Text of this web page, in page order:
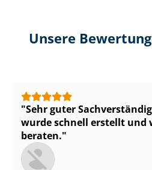
Unsere
Sehr guter
wurde schnell erstellt und
beraten.